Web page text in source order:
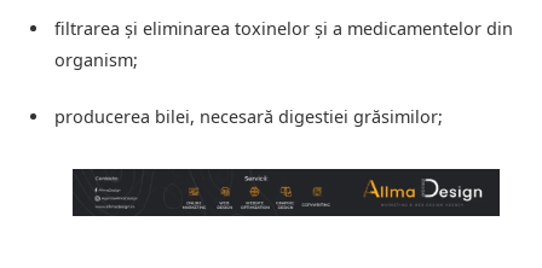
filtrarea și eliminarea toxinelor și a medicamentelor din
organism;
producerea bilei, necesară digestiei grăsimilor;